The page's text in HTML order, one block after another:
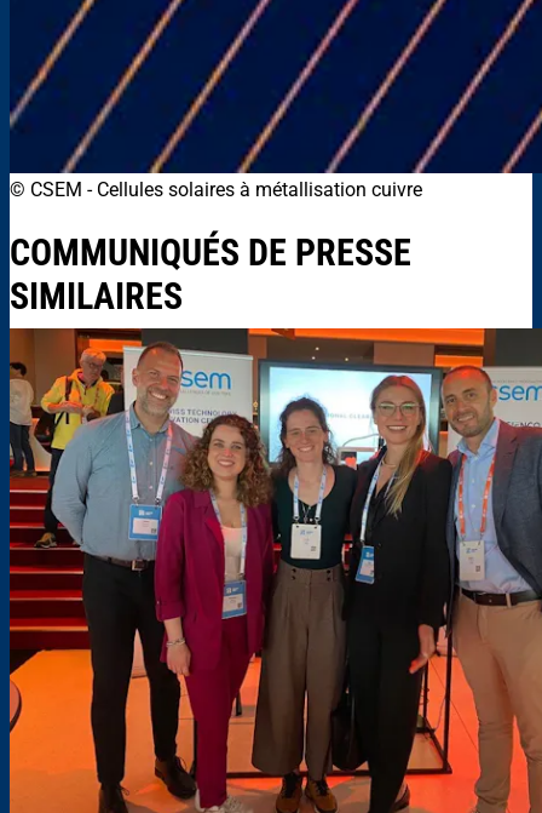
© CSEM - Cellules solaires à métallisation cuivre
COMMUNIQUÉS DE PRESSE
SIMILAIRES